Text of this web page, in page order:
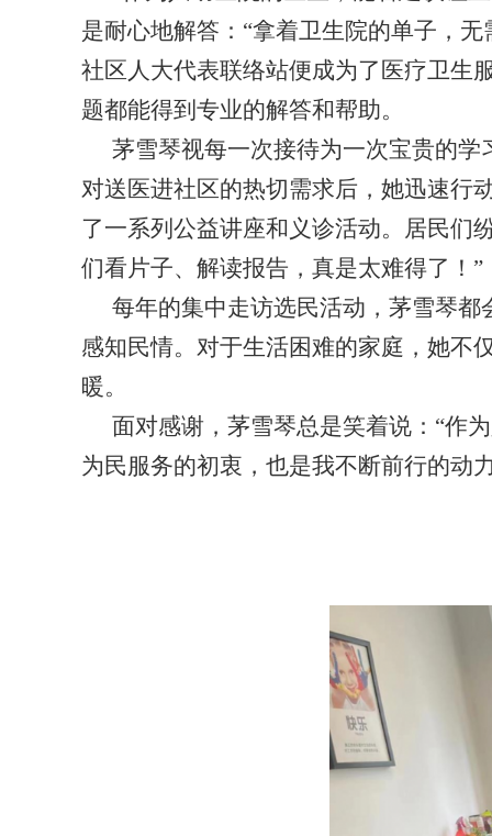
是耐心地解答：“拿着卫生院的单子，
社区人大代表联络站便成为了医疗卫生
题都能得到专业的解答和帮助。
茅雪琴视每一次接待为一次宝贵的
对送医进社区的热切需求后，她迅速行
了一系列公益讲座和义诊活动。居民们
们看片子、解读报告，真是太难得了！”
每年的集中走访选民活动，茅雪琴
感知民情。对于生活困难的家庭，她不
暖。
面对感谢，茅雪琴总是笑着说： “作
为民服务的初衷，也是我不断前行的动